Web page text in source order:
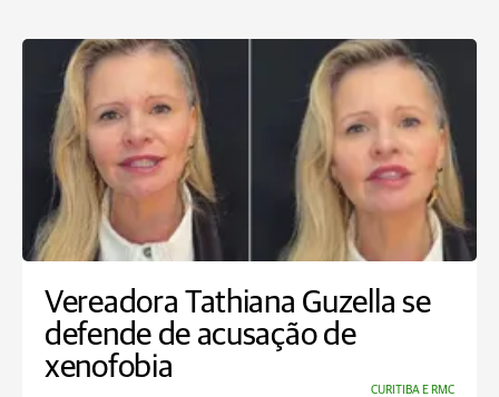
Vereadora Tathiana Guzella se
defende de acusação de
xenofobia
CURITIBA E RMC